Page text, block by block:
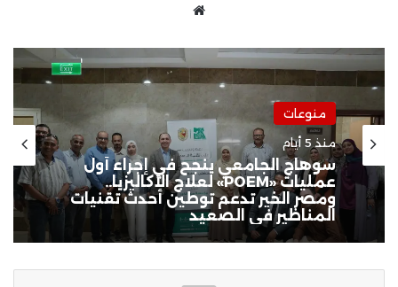
منوعات
منذ 5 أيام
منوعات
منذ أسبوع واحد
ابتكار مصري ينهي مخاطر السيول..
روبوت ذكي لإنقاذ الغرقى ومواجهة
الكوارث المائية